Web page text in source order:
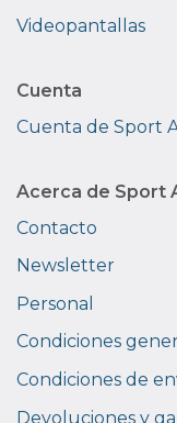
Videopantallas
Cuenta
Cuenta de Sport
Acerca de Sport
Contacto
Newsletter
Personal
Condiciones
Condiciones de
Devoluciones y